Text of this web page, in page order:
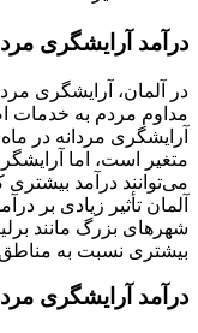
درآمد آرایشگری
در آلمان، آرایشگری
مداوم مردم به خدمات
متغیر است، اما
می‌توانند درآمد
آلمان تأثیر زیادی بر
شهرهای بزرگ مانند
بیشتری نسبت به مناطق
درآمد آرایشگری